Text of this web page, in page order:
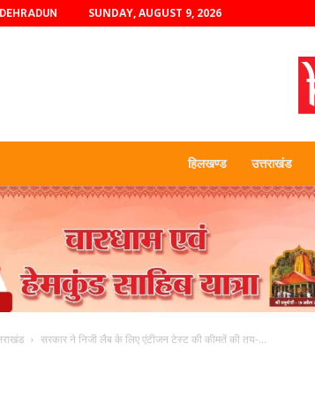
DEHRADUN SUNDAY, AUGUST 9, 2026
हिलखण्ड उत्तराखंड
सरकार ने निजी लैब के लिए एंटीजन टेस्ट की कीमतें की तय-...